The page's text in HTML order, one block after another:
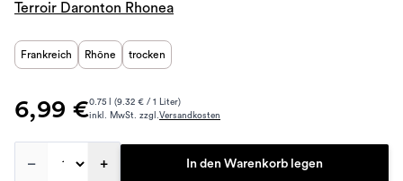
Terroir Daronton Rhonea
Frankreich Rhône trocken
6,99 €0.75 l (9.32 € / 1 Liter)
inkl. MwSt. zzgl.Versandkosten
– + In den Warenkorb legen